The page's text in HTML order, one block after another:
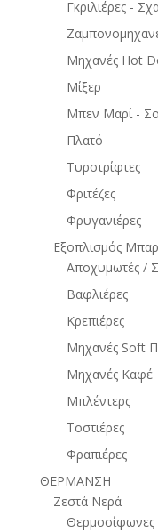
Γκριλιέρες -
Μηχανές Hot
Μίξερ
Μπεν Μαρί -
Πλατό
Τυροτρίφτες
Φριτέζες
Φρυγανιέρες
Εξοπλισμός Μπαρ
Αποχυμωτές /
Βαφλιέρες
Κρεπιέρες
Μηχανές Soft
Μηχανές Καφέ
Μπλέντερς
Τοστιέρες
Φραπιέρες
ΘΕΡΜΑΝΣΗ
Ζεστά Νερά
Θερμοσίφωνες